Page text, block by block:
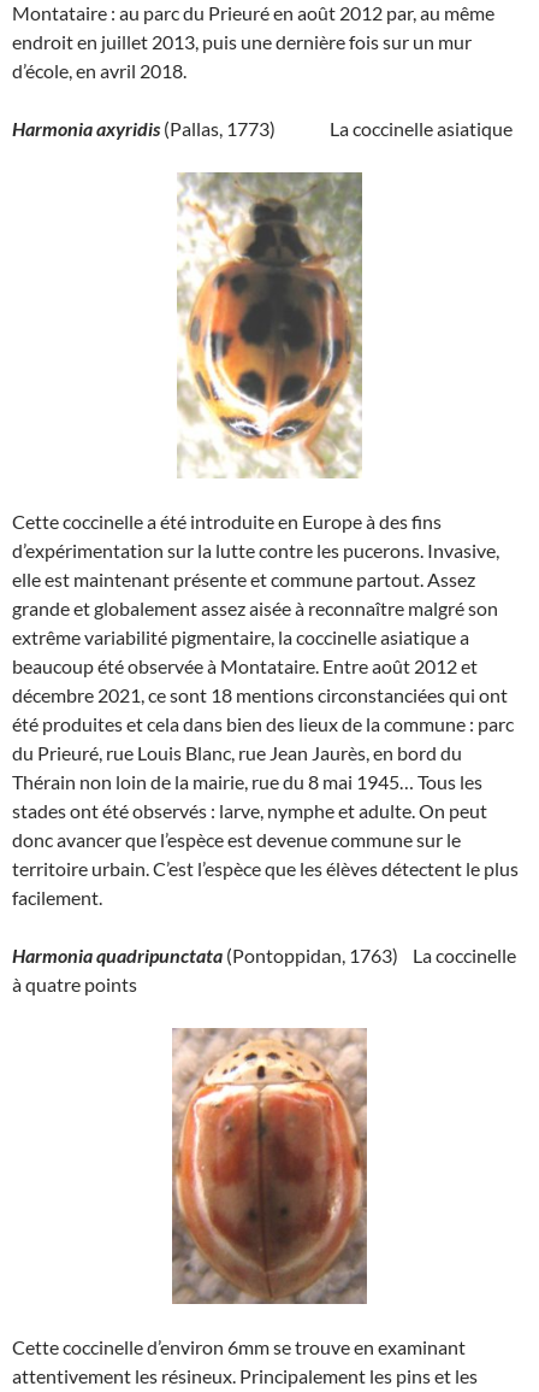
Montataire : au parc du Prieuré en août 2012 par, au même
endroit en juillet 2013, puis une dernière fois sur un mur
d’école, en avril 2018.
Harmonia axyridis (Pallas, 1773) La coccinelle asiatique
Cette coccinelle a été introduite en Europe à des fins
d’expérimentation sur la lutte contre les pucerons. Invasive,
elle est maintenant présente et commune partout. Assez
grande et globalement assez aisée à reconnaître malgré son
extrême variabilité pigmentaire, la coccinelle asiatique a
beaucoup été observée à Montataire. Entre août 2012 et
décembre 2021, ce sont 18 mentions circonstanciées qui ont
été produites et cela dans bien des lieux de la commune : parc
du Prieuré, rue Louis Blanc, rue Jean Jaurès, en bord du
Thérain non loin de la mairie, rue du 8 mai 1945… Tous les
stades ont été observés : larve, nymphe et adulte. On peut
donc avancer que l’espèce est devenue commune sur le
territoire urbain. C’est l’espèce que les élèves détectent le plus
facilement.
Harmonia quadripunctata (Pontoppidan, 1763) La coccinelle
à quatre points
Cette coccinelle d’environ 6mm se trouve en examinant
attentivement les résineux. Principalement les pins et les